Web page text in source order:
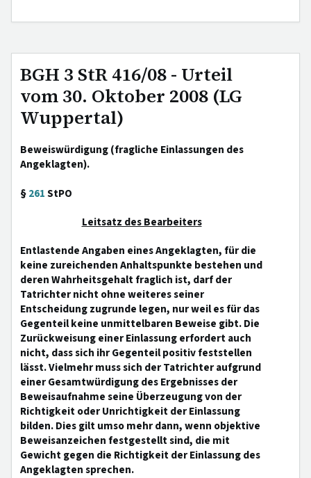
BGH 3 StR 416/08 - Urteil
vom 30. Oktober 2008 (LG
Wuppertal)
Beweiswürdigung (fragliche Einlassungen des
Angeklagten).
§261StPO
Leitsatz des Bearbeiters
Entlastende Angaben eines Angeklagten, für die
keine zureichenden Anhaltspunkte bestehen und
deren Wahrheitsgehalt fraglich ist, darf der
Tatrichter nicht ohne weiteres seiner
Entscheidung zugrunde legen, nur weil es für das
Gegenteil keine unmittelbaren Beweise gibt. Die
Zurückweisung einer Einlassung erfordert auch
nicht, dass sich ihr Gegenteil positiv feststellen
lässt. Vielmehr muss sich der Tatrichter aufgrund
einer Gesamtwürdigung des Ergebnisses der
Beweisaufnahme seine Überzeugung von der
Richtigkeit oder Unrichtigkeit der Einlassung
bilden. Dies gilt umso mehr dann, wenn objektive
Beweisanzeichen festgestellt sind, die mit
Gewicht gegen die Richtigkeit der Einlassung des
Angeklagten sprechen.